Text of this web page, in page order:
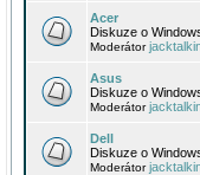
Acer
Diskuze o
Moderátor
Asus
Diskuze o
Moderátor
Dell
Diskuze o
Moderátor